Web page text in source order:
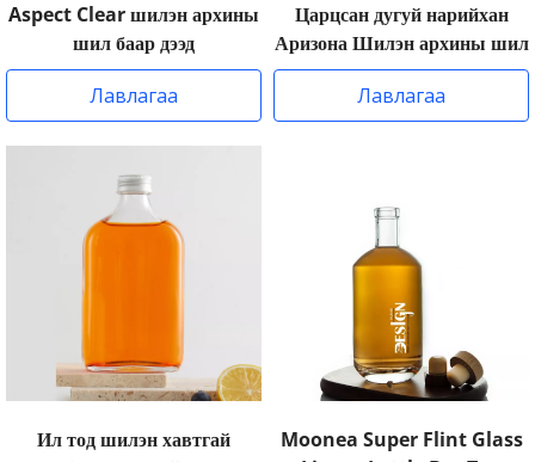
Aspect Clear шилэн архины
шил баар дээд
Лавлагаа
Царцсан дугуй нарийхан
Аризона Шилэн архины шил
Лавлагаа
Ил тод шилэн хавтгай
Moonea Super Flint Glass